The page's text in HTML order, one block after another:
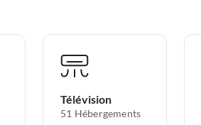
Télévision
51 Hébergements